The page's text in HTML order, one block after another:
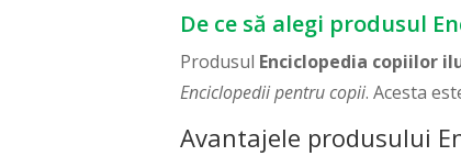
De ce să alegi produsul
Produsul Enciclopedia copiilor
Enciclopedii pentru copii. Acesta
Avantajele produsului